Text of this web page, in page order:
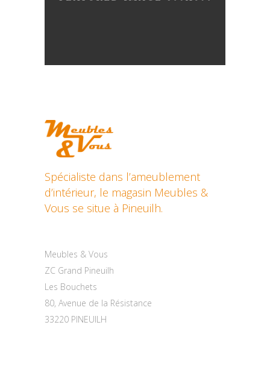
Spécialiste dans l’ameublement
d’intérieur, le magasin Meubles &
Vous se situe à Pineuilh.
Meubles & Vous
ZC Grand Pineuilh
Les Bouchets
80, Avenue de la Résistance
33220 PINEUILH